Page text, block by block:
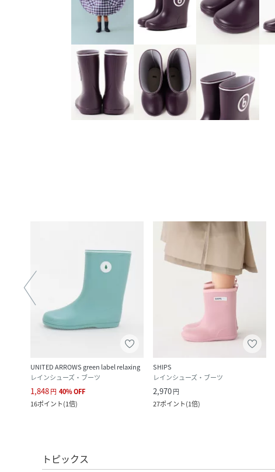
UNITED ARROWS green label relaxing
レインシューズ・ブーツ
1,848円 40%OFF
16ポイント(1倍)
SHIPS
レインシューズ・ブーツ
2,970円
27ポイント(1倍)
トピックス